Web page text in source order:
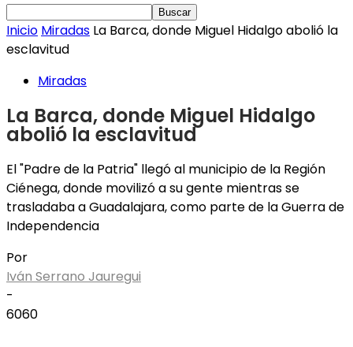
Inicio Miradas La Barca, donde Miguel Hidalgo abolió la
esclavitud
Miradas
La Barca, donde Miguel Hidalgo
abolió la esclavitud
El "Padre de la Patria" llegó al municipio de la Región
Ciénega, donde movilizó a su gente mientras se
trasladaba a Guadalajara, como parte de la Guerra de
Independencia
Por
Iván Serrano Jauregui
-
6060